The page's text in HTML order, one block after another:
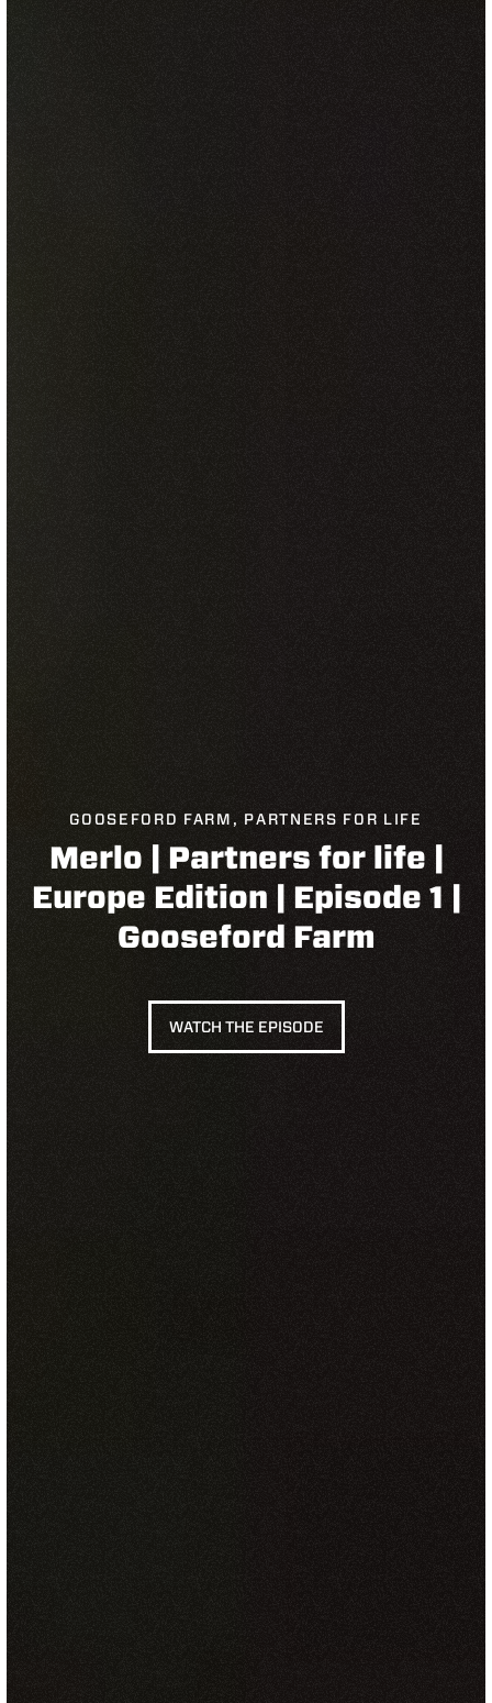
GOOSEFORD FARM, PARTNERS FOR LIFE
Merlo | Partners for life |
Europe Edition | Episode 1 |
Gooseford Farm
WATCH THE EPISODE